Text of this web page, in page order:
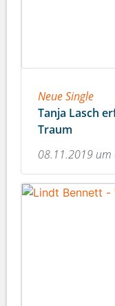
Neue Single
Tanja Lasch
Traum
08.11.2019